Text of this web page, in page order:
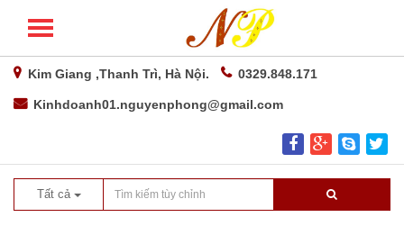
Kim Giang ,Thanh Trì, Hà Nội. 0329.848.171
Kinhdoanh01.nguyenphong@gmail.com
Tất cả